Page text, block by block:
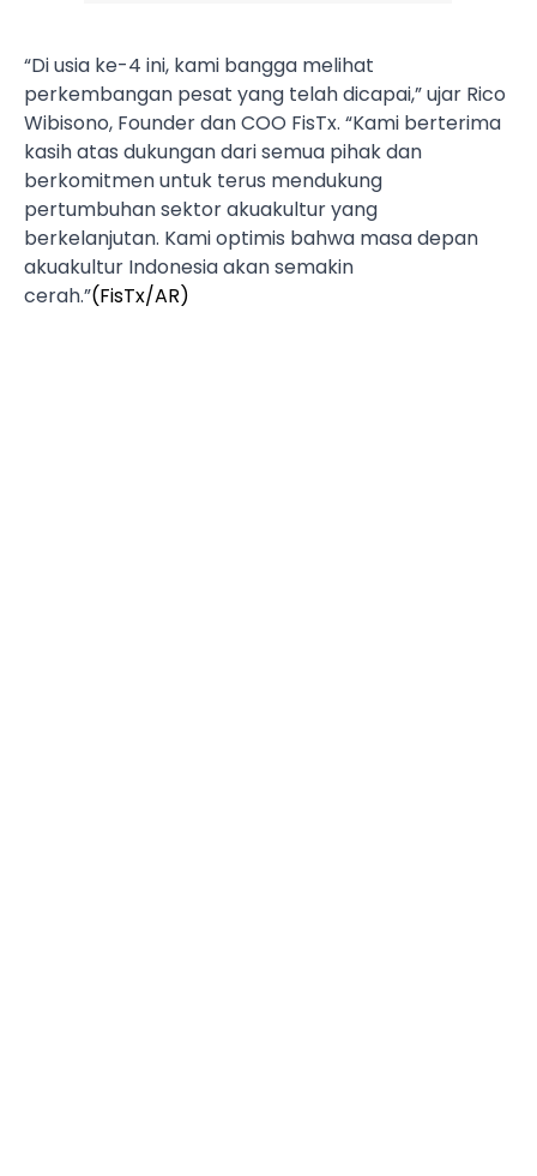
“Di usia ke-4 ini, kami bangga melihat
perkembangan pesat yang telah dicapai,” ujar Rico
Wibisono, Founder dan COO FisTx. “Kami berterima
kasih atas dukungan dari semua pihak dan
berkomitmen untuk terus mendukung
pertumbuhan sektor akuakultur yang
berkelanjutan. Kami optimis bahwa masa depan
akuakultur Indonesia akan semakin
cerah.”(FisTx/AR)